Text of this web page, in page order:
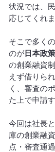
状況では、
応じてくれま
そこで多く
のが日本政
の創業融資
えず借りら
く、審査の
た上で申請
今回は社長
庫の創業融
点・審査通